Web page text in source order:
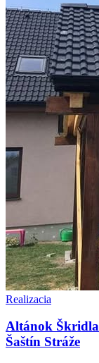
Realizacia
Altánok
Šaštín Stráže